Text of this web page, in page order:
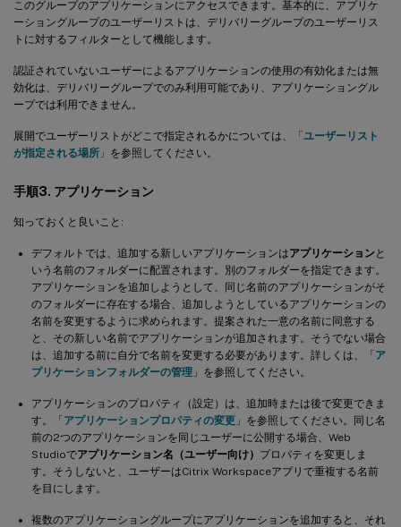
このグループのアプリケーションにアクセスできます。基本的に、アプリケ
ーショングループのユーザーリストは、デリバリーグループのユーザーリス
トに対するフィルターとして機能します。
認証されていないユーザーによるアプリケーションの使用の有効化または無
効化は、デリバリーグループでのみ利用可能であり、アプリケーショングル
ープでは利用できません。
展開でユーザーリストがどこで指定されるかについては、「ユーザーリスト
が指定される場所 」を参照してください。
手順3. アプリケーション
知っておくと良いこと:
デフォルトでは、追加する新しいアプリケーションはアプリケーションと
いう名前のフォルダーに配置されます。別のフォルダーを指定できます。
アプリケーションを追加しようとして、同じ名前のアプリケーションがそ
のフォルダーに存在する場合、追加しようとしているアプリケーションの
名前を変更するように求められます。提案された一意の名前に同意する
と、その新しい名前でアプリケーションが追加されます。そうでない場合
は、追加する前に自分で名前を変更する必要があります。詳しくは、「ア
プリケーションフォルダーの管理 」を参照してください。
アプリケーションのプロパティ（設定）は、追加時または後で変更できま
す。「アプリケーションプロパティの変更 」を参照してください。同じ名
前の2つのアプリケーションを同じユーザーに公開する場合、Web
Studioでアプリケーション名（ユーザー向け） プロパティを変更しま
す。そうしないと、ユーザーはCitrix Workspaceアプリで重複する名前
を目にします。
複数のアプリケーショングループにアプリケーションを追加すると、それ